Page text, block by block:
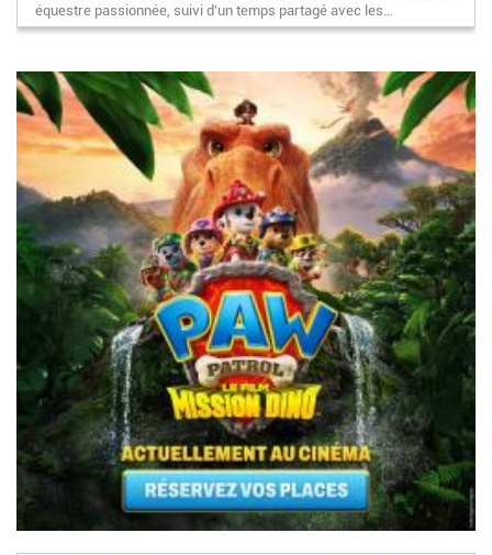
équestre passionnée, suivi d'un temps partagé avec les…